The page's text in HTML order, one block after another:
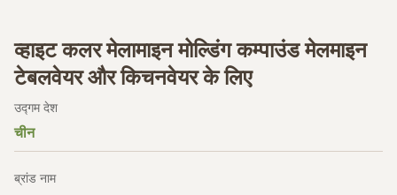
व्हाइट कलर मेलामाइन मोल्डिंग कम्पाउंड मेलमाइन
टेबलवेयर और किचनवेयर के लिए
उद्गम देश
चीन
ब्रांड नाम